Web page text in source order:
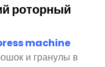
роторный
прессовать